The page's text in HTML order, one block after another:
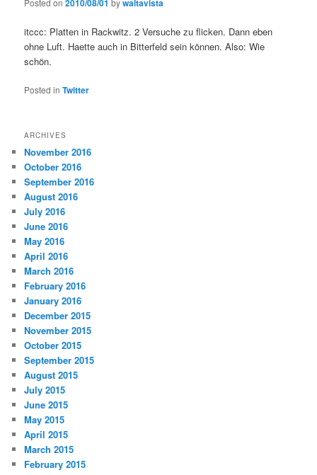
itccc: Platten in Rackwitz. 2 Versuche zu flicken. Dann eben
ohne Luft. Haette auch in Bitterfeld sein können. Also: Wie
schön.
Posted in Twitter
ARCHIVES
November 2016
October 2016
September 2016
August 2016
July 2016
June 2016
May 2016
April 2016
March 2016
February 2016
January 2016
December 2015
November 2015
October 2015
September 2015
August 2015
July 2015
June 2015
May 2015
April 2015
March 2015
February 2015